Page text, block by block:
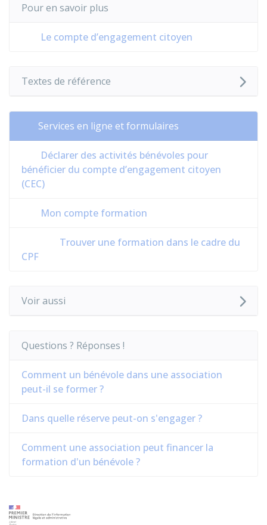
Pour en savoir plus
Le compte d’engagement citoyen
Textes de référence
Services en ligne et formulaires
Déclarer des activités bénévoles pour
bénéficier du compte d’engagement citoyen
(CEC)
Mon compte formation
Trouver une formation dans le cadre du
CPF
Voir aussi
Questions ? Réponses !
Comment un bénévole dans une association
peut-il se former ?
Dans quelle réserve peut-on s'engager ?
Comment une association peut financer la
formation d'un bénévole ?